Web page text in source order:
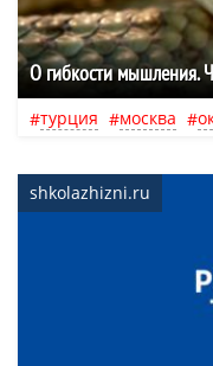
О гибкости мышления.
турция москва
shkolazhizni.ru